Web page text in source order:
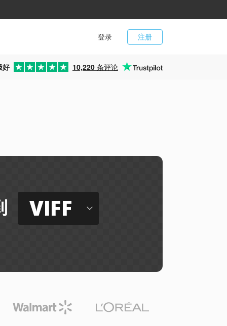
注册
登录
好 10,220 条评论
VIFF